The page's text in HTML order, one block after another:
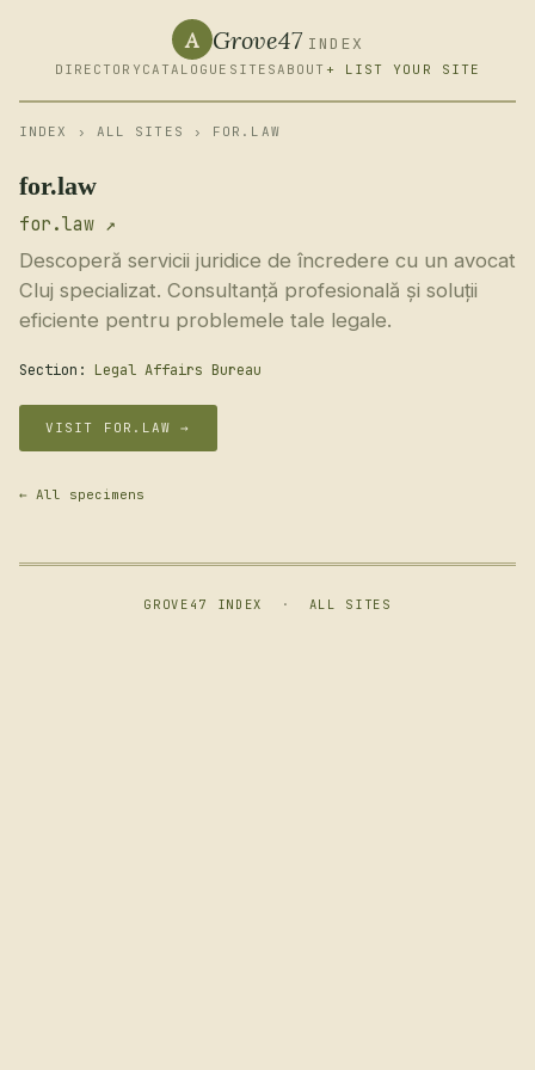
A Grove47 INDEX
DIRECTORY CATALOGUE SITESABOUT + LIST YOUR SITE
INDEX › ALL SITES › FOR.LAW
for.law
for.law ↗
Descoperă servicii juridice de încredere cu un avocat
Cluj specializat. Consultanță profesională și soluții
eficiente pentru problemele tale legale.
Section: Legal Affairs Bureau
VISIT FOR.LAW →
← All specimens
GROVE47 INDEX · ALL SITES